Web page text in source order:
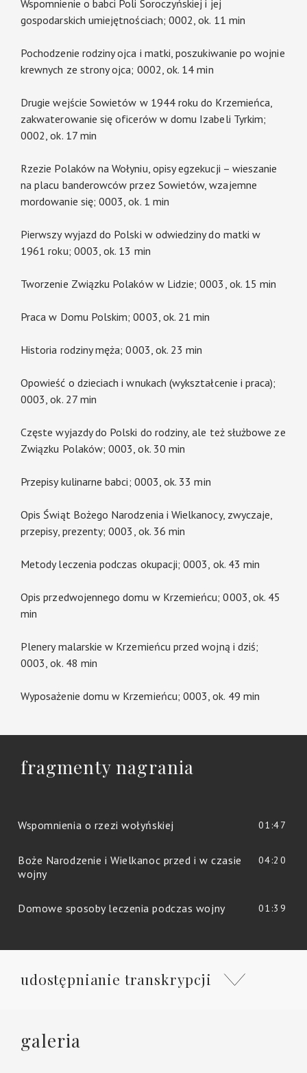
Wspomnienie o babci Poli Soroczyńskiej i jej
gospodarskich umiejętnościach; 0002, ok. 11 min
Pochodzenie rodziny ojca i matki, poszukiwanie po wojnie
krewnych ze strony ojca; 0002, ok. 14 min
Drugie wejście Sowietów w 1944 roku do Krzemieńca,
zakwaterowanie się oficerów w domu Izabeli Tyrkim;
0002, ok. 17 min
Rzezie Polaków na Wołyniu, opisy egzekucji – wieszanie
na placu banderowców przez Sowietów, wzajemne
mordowanie się; 0003, ok. 1 min
Pierwszy wyjazd do Polski w odwiedziny do matki w
1961 roku; 0003, ok. 13 min
Tworzenie Związku Polaków w Lidzie; 0003, ok. 15 min
Praca w Domu Polskim; 0003, ok. 21 min
Historia rodziny męża; 0003, ok. 23 min
Opowieść o dzieciach i wnukach (wykształcenie i praca);
0003, ok. 27 min
Częste wyjazdy do Polski do rodziny, ale też służbowe ze
Związku Polaków; 0003, ok. 30 min
Przepisy kulinarne babci; 0003, ok. 33 min
Opis Świąt Bożego Narodzenia i Wielkanocy, zwyczaje,
przepisy, prezenty; 0003, ok. 36 min
Metody leczenia podczas okupacji; 0003, ok. 43 min
Opis przedwojennego domu w Krzemieńcu; 0003, ok. 45
min
Plenery malarskie w Krzemieńcu przed wojną i dziś;
0003, ok. 48 min
Wyposażenie domu w Krzemieńcu; 0003, ok. 49 min
fragmenty nagrania
Wspomnienia o rzezi wołyńskiej 01:47
Boże Narodzenie i Wielkanoc przed i w czasie
wojny
04:20
Domowe sposoby leczenia podczas wojny 01:39
udostępnianie transkrypcji
galeria